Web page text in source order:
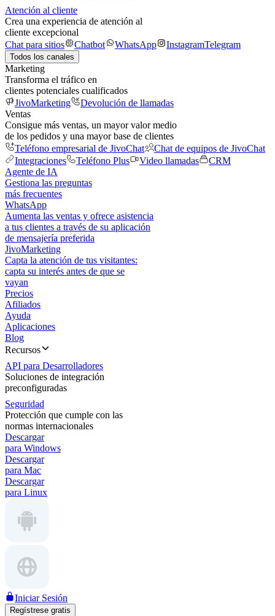
Atención al cliente
Crea una experiencia de atención al
cliente excepcional
Chat para sitios
Chatbot WhatsApp InstagramTelegram
Todos los canales
Marketing
Transforma el tráfico en
clientes potenciales cualificados
JivoMarketing
Devolución de llamadas
Ventas
Consigue más ventas, un mayor valor medio
de los pedidos y una mayor base de clientes
Teléfono empresarial de JivoChat
Chat de equipos de JivoChat
Integraciones
Teléfono Plus Video llamadas
CRM
Agente de IA
Gestiona las preguntas
más frecuentes
WhatsApp
Aumenta las ventas y ofrece asistencia
a tus clientes a través de su aplicación
de mensajería preferida
JivoMarketing
Capta la atención de tus visitantes:
capta su interés antes de que se
vayan
Precios
Afiliados
Ayuda
Aplicaciones
Blog
Recursos
API para Desarrolladores
Soluciones de integración
preconfiguradas
Seguridad
Protección que cumple con las
normas internacionales
Descargar
para Windows
Descargar
para Mac
Descargar
para Linux
Iniciar Sesión
Regístrese gratis